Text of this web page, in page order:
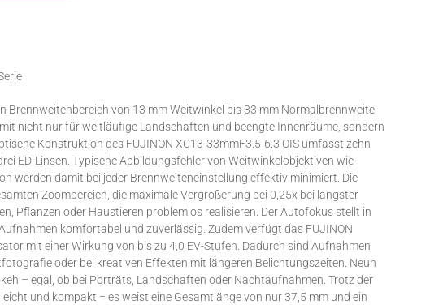
Brennweitenbereich von 13 mm Weitwinkel bis 33 mm Normalbrennweite
nicht nur für weitläufige Landschaften und beengte Innenräume, sondern
Konstruktion des FUJINON XC13-33mmF3.5-6.3 OIS umfasst zehn
ED-Linsen. Typische Abbildungsfehler von Weitwinkelobjektiven wie
werden damit bei jeder Brennweiteneinstellung effektiv minimiert. Die
Zoombereich, die maximale Vergrößerung bei 0,25x bei längster
Pflanzen oder Haustieren problemlos realisieren. Der Autofokus stellt in
komfortabel und zuverlässig. Zudem verfügt das FUJINON
mit einer Wirkung von bis zu 4,0 EV-Stufen. Dadurch sind Aufnahmen
oder bei kreativen Effekten mit längeren Belichtungszeiten. Neun
– egal, ob bei Porträts, Landschaften oder Nachtaufnahmen. Trotz der
und kompakt − es weist eine Gesamtlänge von nur 37,5 mm und ein